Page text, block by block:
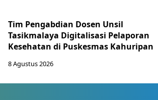
Tim Pengabdian Dosen Unsil
Tasikmalaya Digitalisasi Pelaporan
Kesehatan di Puskesmas Kahuripan
8 Agustus 2026